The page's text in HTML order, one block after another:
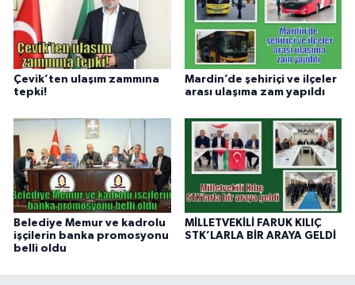
Çevik’ten ulaşım zammına
tepki!
Mardin’de şehiriçi ve ilçeler
arası ulaşıma zam yapıldı
Belediye Memur ve kadrolu
işçilerin banka promosyonu
belli oldu
MİLLETVEKİLİ FARUK KILIÇ
STK’LARLA BİR ARAYA GELDİ